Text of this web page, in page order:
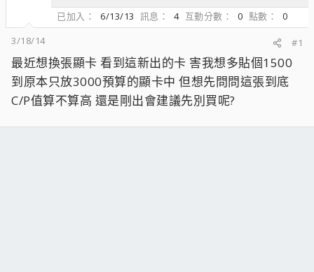
已加入
6/13/13 訊息 4 互動分數 0 點數
0
3/18/14
#1
最近想換張顯卡 看到這新出的卡 害我想多貼個1500
到原本只放3000預算的顯卡中 但想先問問這張到底
C/P值算不算高 還是剛出會建議先別買呢?